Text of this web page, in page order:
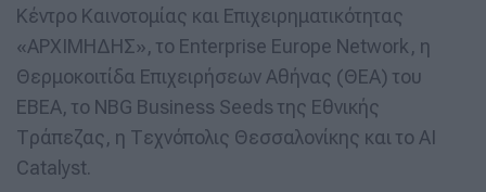
Κέντρο Καινοτομίας και Επιχειρηματικότητας
«ΑΡΧΙΜΗΔΗΣ», το Enterprise Europe Network, η
Θερμοκοιτίδα Επιχειρήσεων Αθήνας (ΘΕΑ) του
ΕΒΕΑ, το NBG Business Seeds της Εθνικής
Τράπεζας, η Τεχνόπολις Θεσσαλονίκης και το AI
Catalyst.